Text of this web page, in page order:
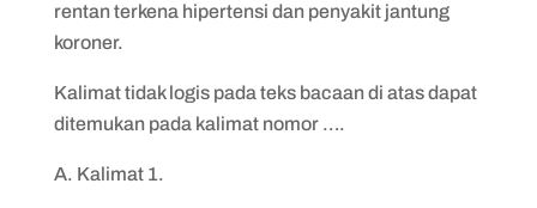
rentan terkena hipertensi dan penyakit jantung
koroner.
Kalimat tidak logis pada teks bacaan di atas dapat
ditemukan pada kalimat nomor ….
A. Kalimat 1.